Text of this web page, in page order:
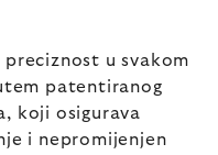
u svakom
patentiranog
koji osigurava
i nepromijenjen